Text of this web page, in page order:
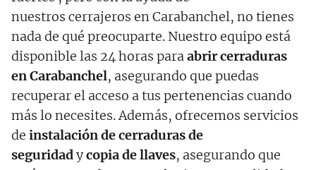
nuestros cerrajeros en Carabanchel, no tienes
nada de qué preocuparte. Nuestro equipo está
disponible las 24 horas paraabrir cerraduras
en Carabanchel, asegurando que puedas
recuperar el acceso a tus pertenencias cuando
más lo necesites. Además, ofrecemos servicios
de instalación de cerraduras de
seguridadycopia de llaves, asegurando que